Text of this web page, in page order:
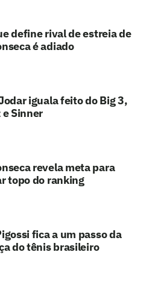
define rival de estreia de
é adiado
iguala feito do Big 3,
Sinner
revela meta para
topo do ranking
fica a um passo da
do tênis brasileiro